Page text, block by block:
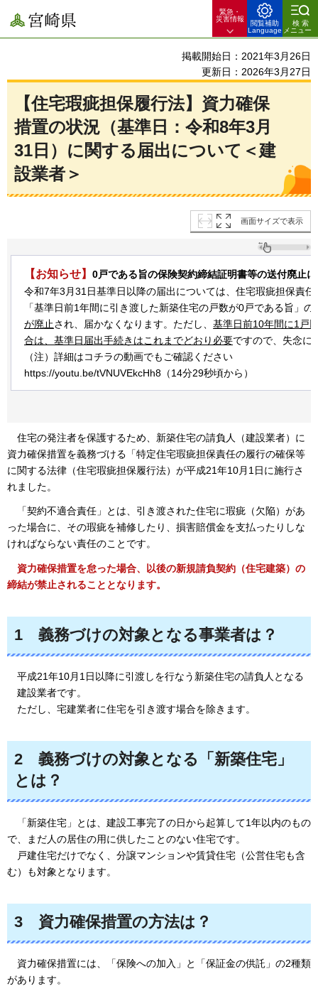
宮崎県
緊急・
災害情報
閲覧補助
Language
検索
メニュー
掲載開始日：2021年3月26日
更新日：2026年3月27日
【住宅瑕疵担保履行法】資力確保
措置の状況（基準日：令和8年3月
31日）に関する届出について＜建
設業者＞
画面サイズで表示
【お知らせ】 0戸である旨の保険契約締結証明書等の送付廃止
令和7年3月31日基準日以降の届出については、住宅瑕疵担保責
「基準日前1年間に引き渡した新築住宅の戸数が0戸である旨」の
が廃止され、届かなくなります。ただし、 基準日前10年間に1戸
合は、 基準日届出手続きはこれまでどおり必要ですので、失念に
（注）詳細はコチラの動画でもご確認ください
https://youtu.be/tVNUVEkcHh8（14分29秒頃から）
住宅の発注者を保護するため、新築住宅の請負人（建設業者）に
資力確保措置を義務づける「特定住宅瑕疵担保責任の履行の確保等
に関する法律（住宅瑕疵担保履行法）が平成21年10月1日に施行さ
れました。
「契約不適合責任」とは、 引き渡された住宅に瑕疵（欠陥）があ
った場合に、その瑕疵を補修したり、損害賠償金を支払ったりしな
ければならない責任のことです。
資力確保措置を怠った場合、 以後の新規請負契約（住宅建築）の
締結が禁止されることとなります。
1 義務づけの対象となる事業者は？
平成21年10月1日以降に引渡しを行なう新築住宅の請負人となる
建設業者です。
ただし、宅建業者に住宅を引き渡す場合を除きます。
2
義務づけの対象となる「新築住宅」
とは？
「新築住宅」とは、 建設工事完了の日から起算して1年以内のもの
で、まだ人の居住の用に供したことのない住宅です。
戸建住宅だけでなく、 分譲マンションや賃貸住宅（公営住宅も含
む）も対象となります。
3 資力確保措置の方法は？
資力確保措置には、
「保険への加入」と「保証金の供託」の2種類
があります。